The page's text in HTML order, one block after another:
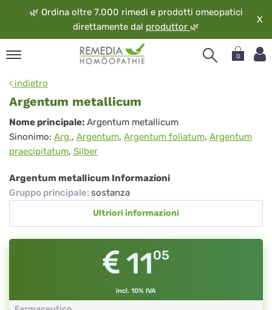
🌿 Ordina oltre 7.000 rimedi e prodotti omeopatici
direttamente dal produttor 🌿
X
0
indietro
Argentum metallicum
Argentum
metallicum
Nome principale: Argentum metallicum
Sinonimo: Arg., Argentum, Argentum foliatum, Argentum
praecipitatum, Silber
Argentum metallicum Informazioni
Gruppo principale: sostanza
Ultriori informazioni
1105
incl. 10% IVA